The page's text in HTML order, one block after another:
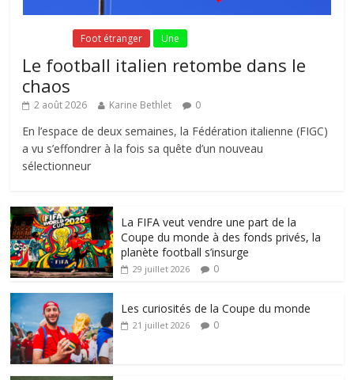
Foot étranger Une
Le football italien retombe dans le
chaos
2 août 2026 Karine Bethlet 0
En l’espace de deux semaines, la Fédération italienne (FIGC)
a vu s’effondrer à la fois sa quête d’un nouveau
sélectionneur
La FIFA veut vendre une part de la
Coupe du monde à des fonds privés, la
planète football s’insurge
29 juillet 2026 0
Les curiosités de la Coupe du monde
21 juillet 2026 0